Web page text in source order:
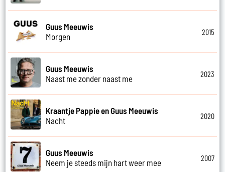
Guus Meeuwis
Morgen
2015
Guus Meeuwis
Naast me zonder naast me
2023
Kraantje Pappie en Guus Meeuwis
Nacht
2020
Guus Meeuwis
Neem je steeds mijn hart weer mee
2007